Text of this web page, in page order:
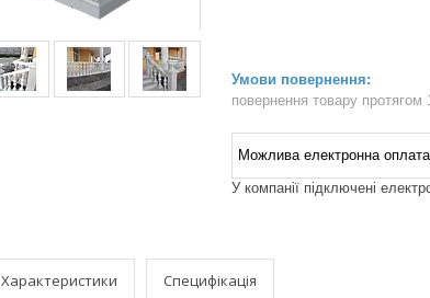
повернення товару протягом
У компанії підключені
Характеристики Специфікація